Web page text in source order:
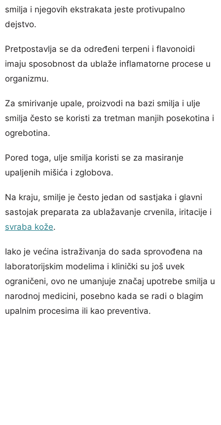
smilja i njegovih ekstrakata jeste protivupalno
dejstvo.
Pretpostavlja se da određeni terpeni i flavonoidi
imaju sposobnost da ublaže inflamatorne procese u
organizmu.
Za smirivanje upale, proizvodi na bazi smilja i ulje
smilja često se koristi za tretman manjih posekotina i
ogrebotina.
Pored toga, ulje smilja koristi se za masiranje
upaljenih mišića i zglobova.
Na kraju, smilje je često jedan od sastjaka i glavni
sastojak preparata za ublažavanje crvenila, iritacije i
svraba kože.
Iako je većina istraživanja do sada sprovođena na
laboratorijskim modelima i klinički su još uvek
ograničeni, ovo ne umanjuje značaj upotrebe smilja u
narodnoj medicini, posebno kada se radi o blagim
upalnim procesima ili kao preventiva.